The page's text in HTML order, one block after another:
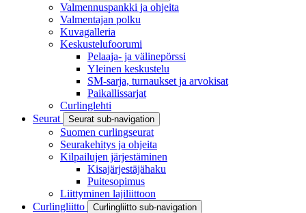
Valmennuspankki ja ohjeita
Valmentajan polku
Kuvagalleria
Keskustelufoorumi
Pelaaja- ja välinepörssi
Yleinen keskustelu
SM-sarja, turnaukset ja arvokisat
Paikallissarjat
Curlinglehti
Seurat
Seurat sub-navigation
Suomen curlingseurat
Seurakehitys ja ohjeita
Kilpailujen järjestäminen
Kisajärjestäjähaku
Puitesopimus
Liittyminen lajiliittoon
Curlingliitto
Curlingliitto sub-navigation